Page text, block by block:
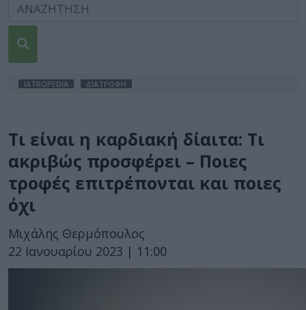
IATROPEDIA ΔΙΑΤΡΟΦΗ
Τι είναι η καρδιακή δίαιτα: Τι
ακριβώς προσφέρει – Ποιες
τροφές επιτρέπονται και ποιες
όχι
Μιχάλης Θερμόπουλος
22 Ιανουαρίου 2023 | 11:00